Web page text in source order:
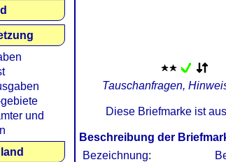
Tauschanfragen,
Diese Briefmarke ist
Beschreibung der
Bezeichnung:
und